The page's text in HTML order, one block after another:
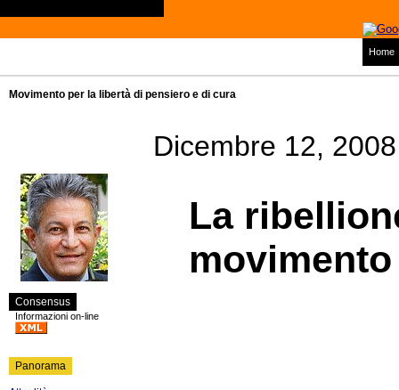
Home
Movimento per la libertà di pensiero e di cura
Consensus
Informazioni on-line
Panorama
Dicembre 12, 2008
La